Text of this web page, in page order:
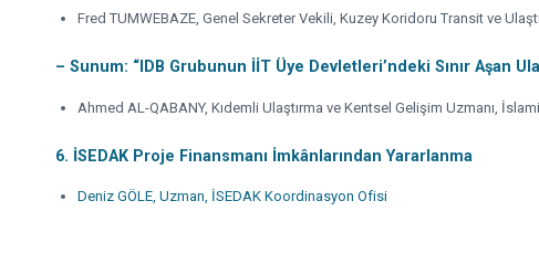
Fred TUMWEBAZE, Genel Sekreter Vekili, Kuzey Koridoru Transit ve
– Sunum: “IDB Grubunun İİT Üye Devletleri’ndeki Sınır Aşan
Ahmed AL-QABANY, Kıdemli Ulaştırma ve Kentsel Gelişim Uzmanı,
6. İSEDAK Proje Finansmanı İmkânlarından Yararlanma
Deniz GÖLE, Uzman, İSEDAK Koordinasyon Ofisi